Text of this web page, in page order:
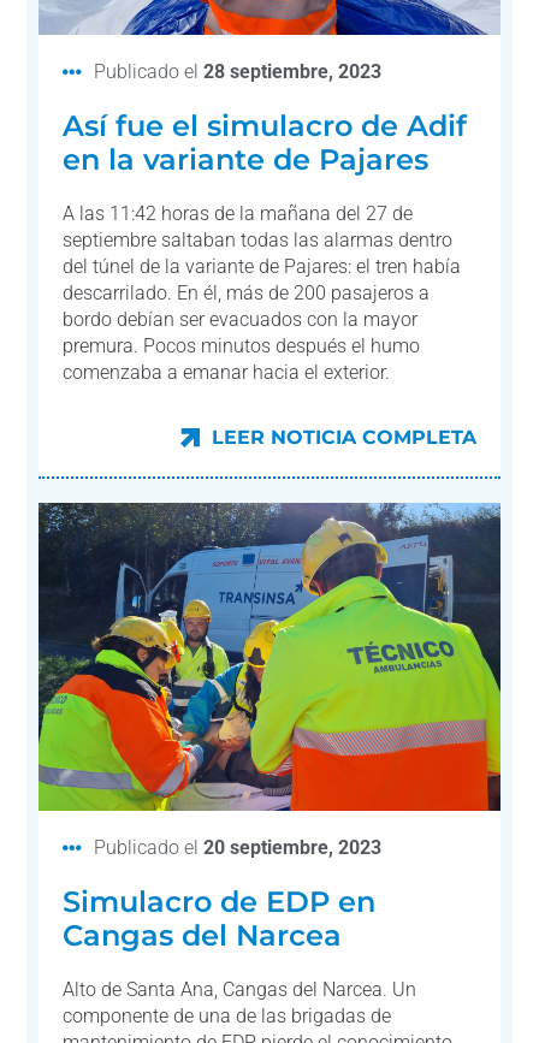
Publicado el28 septiembre, 2023
Así fue el simulacro de Adif
en la variante de Pajares
A las 11:42 horas de la mañana del 27 de
septiembre saltaban todas las alarmas dentro
del túnel de la variante de Pajares: el tren había
descarrilado. En él, más de 200 pasajeros a
bordo debían ser evacuados con la mayor
premura. Pocos minutos después el humo
comenzaba a emanar hacia el exterior.
LEER NOTICIA COMPLETA
Publicado el20 septiembre, 2023
Simulacro de EDP en
Cangas del Narcea
Alto de Santa Ana, Cangas del Narcea. Un
componente de una de las brigadas de